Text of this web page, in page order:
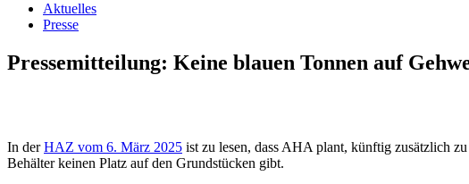
Aktuelles
Presse
Pressemitteilung: Keine blauen Tonnen auf
In derHAZ vom 6. März 2025 ist zu lesen, dass AHA plant, künftig zusätzlich
Behälter keinen Platz auf den Grundstücken gibt.